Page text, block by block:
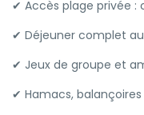
✔ Accès plage privée :
✔ Déjeuner complet
✔ Jeux de groupe et
✔ Hamacs,